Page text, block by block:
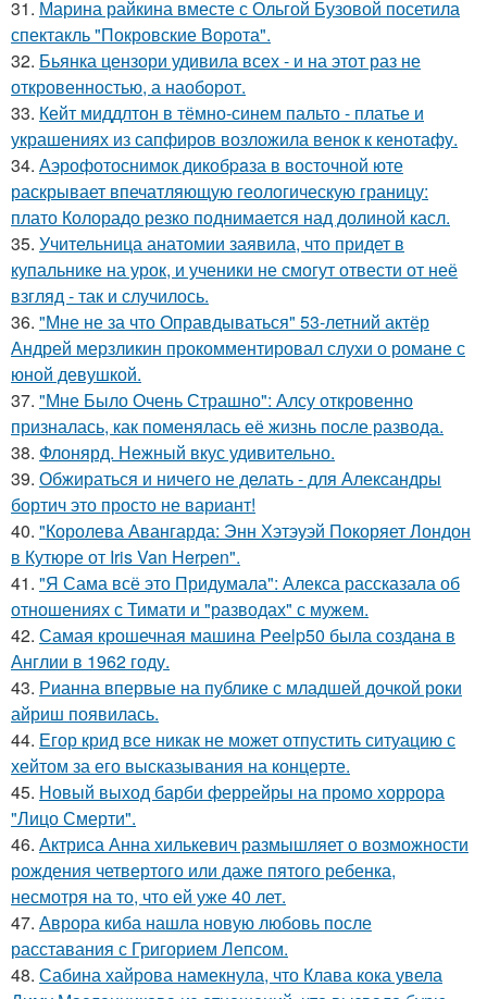
31. Марина райкина вместе с Ольгой Бузовой посетила
спектакль "Покровские Ворота".
32. Бьянка цензори удивила всех - и на этот раз не
откровенностью, а наоборот.
33. Кейт миддлтон в тёмно-синем пальто - платье и
украшениях из сапфиров возложила венок к кенотафу.
34. Аэрофотоснимок дикобpaза в восточной юте
раскрывает впечатляющую геологическую границу:
плато Колорадо резко поднимается над долиной касл.
35. Учительница анатомии заявила, что придет в
купальнике на урок, и ученики не смогут отвести от неё
взгляд - так и случилось.
36. "Мне не за что Оправдываться" 53-летний актёр
Андрей мерзликин прокомментировал слухи о романе с
юной девушкой.
37. "Мне Было Очень Страшно": Алсу откровенно
призналась, как поменялась её жизнь после развода.
38. Флонярд. Нежный вкус удивительно.
39. Обжираться и ничего не делать - для Александры
бортич это просто не вариант!
40. "Королева Авангарда: Энн Хэтэуэй Покоряет Лондон
в Кутюре от Iris Van Herpen".
41. "Я Сама всё это Придумала": Алекса рассказала об
отношениях с Тимати и "разводах" с мужем.
42. Самая крошечная машинa Peelp50 была созданa в
Англии в 1962 году.
43. Рианна впервые на публике с младшей дочкой роки
айриш появилась.
44. Егор крид все никак не может отпустить ситуацию с
хейтом за его высказывания на концерте.
45. Новый выход барби феррейры на промо хоррора
"Лицо Смерти".
46. Актриса Анна хилькевич размышляет о возможности
рождения четвертого или даже пятого ребенка,
несмотря на то, что ей уже 40 лет.
47. Аврора киба нашла новую любовь после
расставания с Григорием Лепсом.
48. Сабина хайрова намекнула, что Клава кока увела